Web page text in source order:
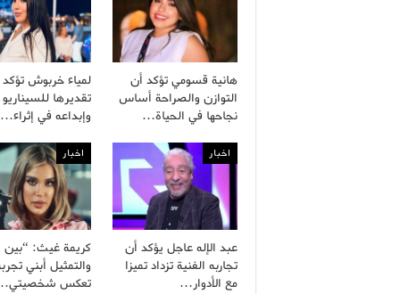
هانية قسومي تؤكد أن
التوازن والصراحة أساس
نجاحها في الحياة…
لمياء خربوش تؤكد
تقديرها
وإبداعه في إثراء…
اخبار
عبد الإله عاجل يؤكد أن
تجاربه الفنية تزداد تميزا
مع الأدوار…
اخبار
كريمة غيث: “بين
والتمثيل أبني
تعكس